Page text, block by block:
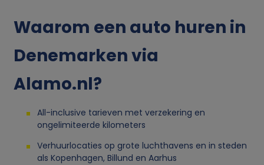
Waarom een auto huren in
Denemarken via
Alamo.nl?
All-inclusive tarieven met verzekering en
ongelimiteerde kilometers
Verhuurlocaties op grote luchthavens en in steden
als Kopenhagen, Billund en Aarhus
j